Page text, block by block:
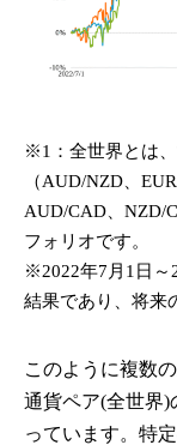
※1：全世界とは
（AUD/NZD、
AUD/CAD、NZD/
フォリオです。
※2022年7月1日～
結果であり、将来
このように複数
通貨ペア(全世界)
っています。特